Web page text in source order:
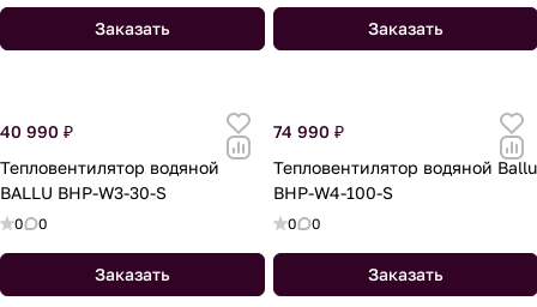
Заказать Заказать
40 990 ₽
Тепловентилятор водяной
BALLU BHP-W3-30-S
0 0
Заказать
74 990 ₽
Тепловентилятор водяной Ballu
BHP-W4-100-S
0 0
Заказать